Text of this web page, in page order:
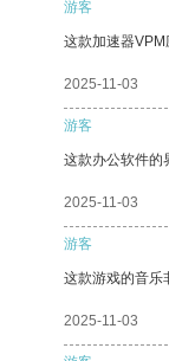
游客
这款加速器VPM
2025-11-03
游客
这款办公软件的
2025-11-03
游客
这款游戏的音乐
2025-11-03